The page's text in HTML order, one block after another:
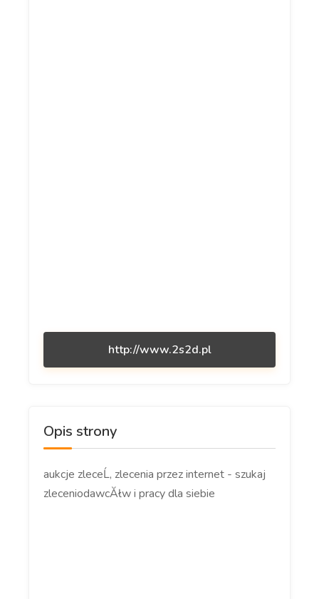
http://www.2s2d.pl
Opis strony
aukcje zleceĹ, zlecenia przez internet - szukaj
zleceniodawcĂłw i pracy dla siebie